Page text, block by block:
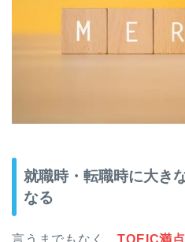
就職時・転職時に大き
なる
言うまでもなく、TOEIC満